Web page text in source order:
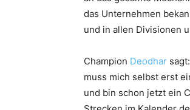
das Unternehmen
und in allen Divisionen
Champion Deodhar
muss mich selbst erst
und bin schon jetzt ein